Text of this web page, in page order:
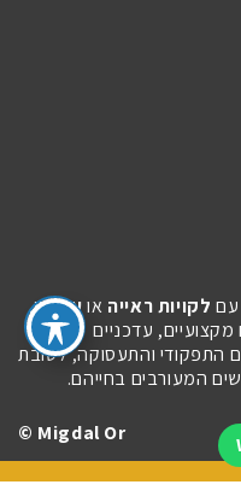
עם לקויות ראייה אועיוורון.
עדכניים
התפקודי והתעסוקה, לטובת
המעורבים בחייהם.
Migdal Or ©